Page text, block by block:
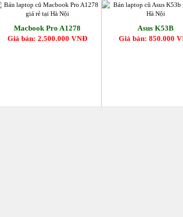
Macbook Pro A1278
Giá bán: 2.500.000 VNĐ
Asus K53B
Giá bán: 850.000